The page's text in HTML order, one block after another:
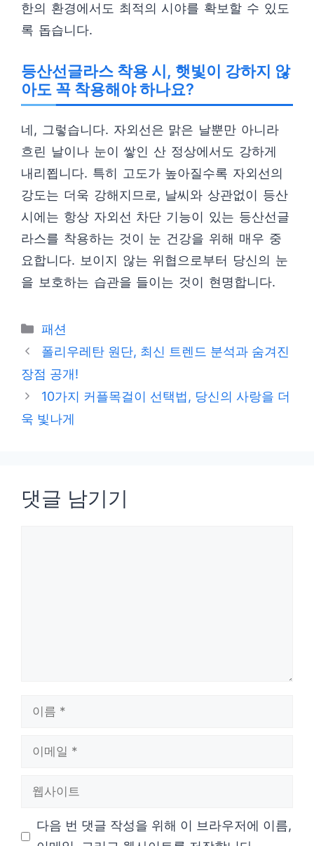
한의 환경에서도 최적의 시야를 확보할 수 있도
록 돕습니다.
등산선글라스 착용 시, 햇빛이 강하지 않
아도 꼭 착용해야 하나요?
네, 그렇습니다. 자외선은 맑은 날뿐만 아니라
흐린 날이나 눈이 쌓인 산 정상에서도 강하게
내리쬡니다. 특히 고도가 높아질수록 자외선의
강도는 더욱 강해지므로, 날씨와 상관없이 등산
시에는 항상 자외선 차단 기능이 있는 등산선글
라스를 착용하는 것이 눈 건강을 위해 매우 중
요합니다. 보이지 않는 위협으로부터 당신의 눈
을 보호하는 습관을 들이는 것이 현명합니다.
카
테
리
패션
폴리우레탄 원단, 최신 트렌드 분석과 숨겨진
장점 공개!
10가지 커플목걸이 선택법, 당신의 사랑을 더
욱 빛나게
댓글 남기기
다음 번 댓글 작성을 위해 이 브라우저에 이름,